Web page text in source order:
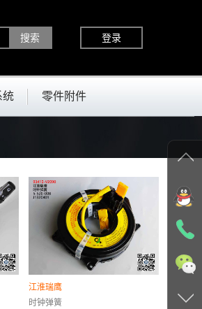
登录
统 零件附件
江淮瑞鹰
时钟弹簧